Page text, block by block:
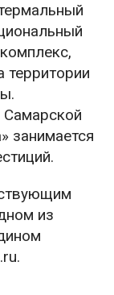
территории
занимается
из